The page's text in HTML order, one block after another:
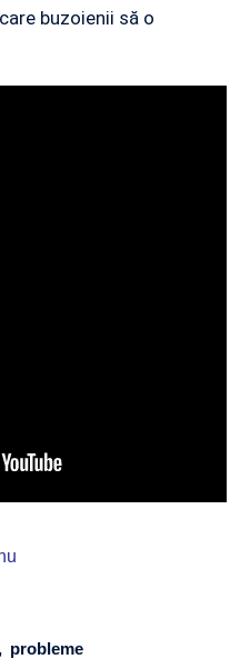
buzoienii să o
probleme